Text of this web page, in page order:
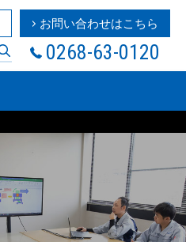
お問い合わせはこちら
0268-63-0120